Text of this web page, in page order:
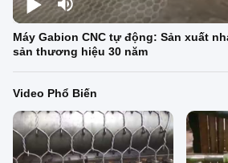
Máy Gabion CNC tự động: Sản xuất
sản thương hiệu 30 năm
Video Phổ Biến